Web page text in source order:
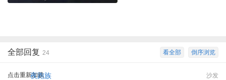
倒序浏览
看全部
全部回复 24
点击重新加载 沙发
夜跑族